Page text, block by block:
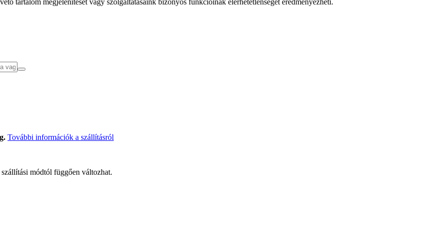
tartalom megjelenítését vagy szolgáltatásaink bizonyos funkcióinak elérhetetlenségét eredményezheti.
További információk a szállításról
módtól függően változhat.